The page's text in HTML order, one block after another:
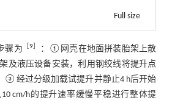
Full size
骤为 ［9
：①网壳在地面拼装胎架上散
及液压设备安装，利用钢绞线将提升点
③经过分级加载试提升并静止4 h后开始
cm/h的提升速率缓慢平稳进行整体提